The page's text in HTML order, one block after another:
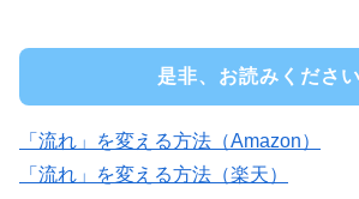
是非、お読みください
「流れ」を変える方法（Amazon）
「流れ」を変える方法（楽天）